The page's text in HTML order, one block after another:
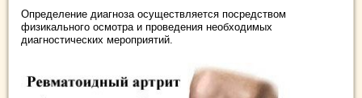
Определение диагноза осуществляется посредством
физикального осмотра и проведения необходимых
диагностических мероприятий.